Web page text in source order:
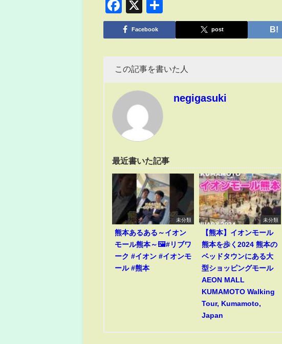
Facebook
X
有
Facebook post
この記事を書いた人
negigasuki
最近書いた記事
未分類
熊本あるある～イオン
モール熊本～🖼️#リブワ
ーク #イオン #イオンモ
ール #熊本
未分類
【熊本】イオンモール
熊本を歩く2024 熊本の
ベッドタウンにある大
型ショッピングモール
AEON MALL
KUMAMOTO Walking
Tour, Kumamoto,
Japan